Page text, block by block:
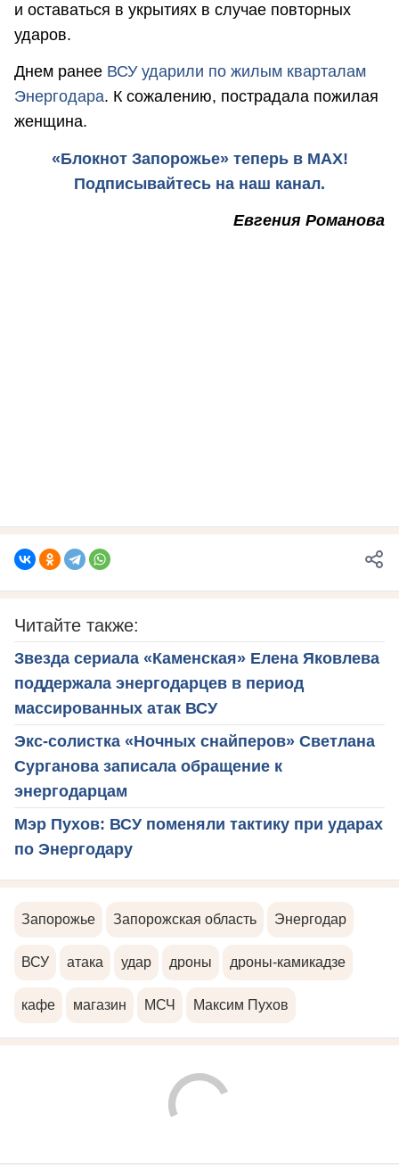
и оставаться в укрытиях в случае повторных
ударов.
Днем ранее ВСУ ударили по жилым кварталам
Энергодара. К сожалению, пострадала пожилая
женщина.
«Блокнот Запорожье» теперь в MAX!
Подписывайтесь на наш канал.
Евгения Романова
Читайте также:
Звезда сериала «Каменская» Елена Яковлева
поддержала энергодарцев в период
массированных атак ВСУ
Экс-солистка «Ночных снайперов» Светлана
Сурганова записала обращение к
энергодарцам
Мэр Пухов: ВСУ поменяли тактику при ударах
по Энергодару
Запорожье Запорожская область Энергодар
ВСУ атака удар дроны дроны-камикадзе
кафе магазин МСЧ Максим Пухов